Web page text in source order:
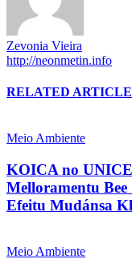
Zevonia Vieira
http://neonmetin.info
RELATED
Meio Ambiente
KOICA no
Melloramentu Bee
Efeitu Mudánsa
Meio Ambiente